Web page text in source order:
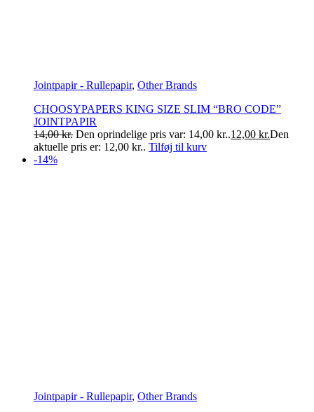
Jointpapir - Rullepapir, Other Brands
CHOOSYPAPERS KING SIZE SLIM “BRO CODE”
JOINTPAPIR
14,00kr. Den oprindelige pris var: 14,00 kr..12,00 kr.Den
aktuelle pris er: 12,00 kr.. Tilføj til kurv
-14%
Jointpapir - Rullepapir, Other Brands